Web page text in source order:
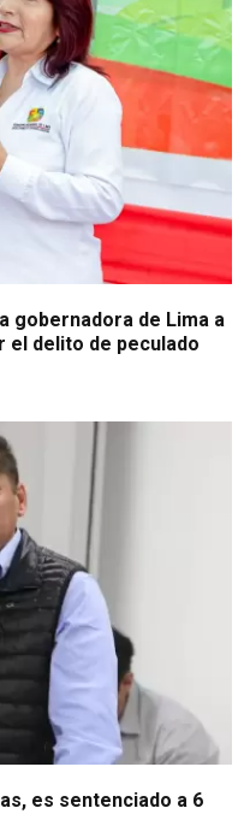
gobernadora de Lima a
el delito de peculado
es sentenciado a 6